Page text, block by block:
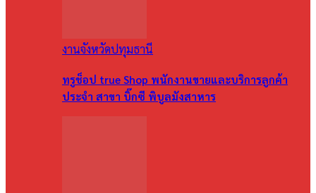
งานจังหวัดปทุมธานี
ทรูช็อป true Shop พนักงานขายและบริการลูกค้า
ประจำ สาขา บิ๊กซี พิบูลมังสาหาร